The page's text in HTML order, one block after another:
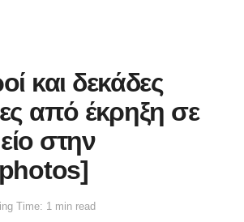
και δεκάδες
από έκρηξη σε
στην
Time: 1 min read